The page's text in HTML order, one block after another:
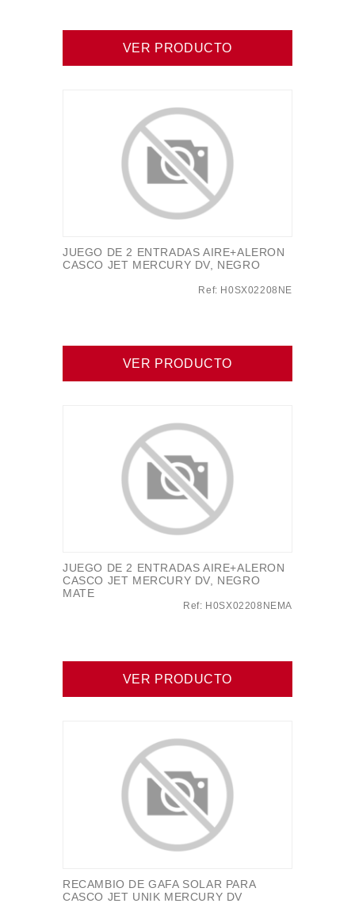
VER PRODUCTO
JUEGO DE 2 ENTRADAS AIRE+ALERON
CASCO JET MERCURY DV, NEGRO
Ref: H0SX02208NE
VER PRODUCTO
JUEGO DE 2 ENTRADAS AIRE+ALERON
CASCO JET MERCURY DV, NEGRO
MATE
Ref: H0SX02208NEMA
VER PRODUCTO
RECAMBIO DE GAFA SOLAR PARA
CASCO JET UNIK MERCURY DV